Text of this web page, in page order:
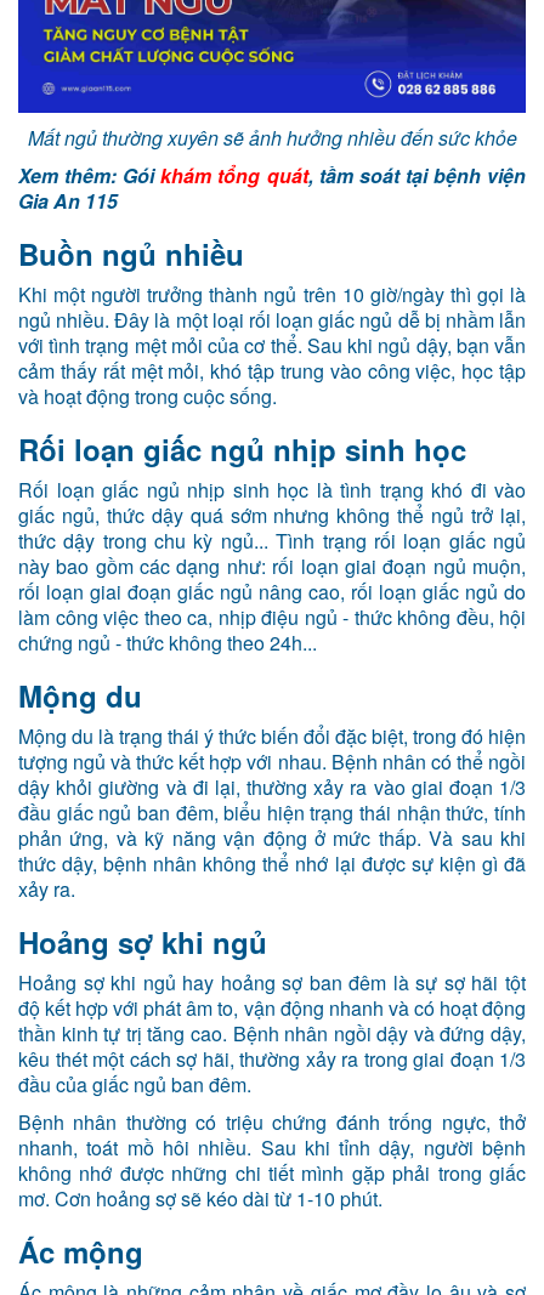
Mất ngủ thường xuyên sẽ ảnh hưởng nhiều đến sức khỏe
Xem thêm: Góikhám tổng quát, tầm soát tại bệnh viện
Gia An 115
Buồn ngủ nhiều
Khi một người trưởng thành ngủ trên 10 giờ/ngày thì gọi là
ngủ nhiều. Đây là một loại rối loạn giấc ngủ dễ bị nhầm lẫn
với tình trạng mệt mỏi của cơ thể. Sau khi ngủ dậy, bạn vẫn
cảm thấy rất mệt mỏi, khó tập trung vào công việc, học tập
và hoạt động trong cuộc sống.
Rối loạn giấc ngủ nhịp sinh học
Rối loạn giấc ngủ nhịp sinh học là tình trạng khó đi vào
giấc ngủ, thức dậy quá sớm nhưng không thể ngủ trở lại,
thức dậy trong chu kỳ ngủ... Tình trạng rối loạn giấc ngủ
này bao gồm các dạng như: rối loạn giai đoạn ngủ muộn,
rối loạn giai đoạn giấc ngủ nâng cao, rối loạn giấc ngủ do
làm công việc theo ca, nhịp điệu ngủ - thức không đều, hội
chứng ngủ - thức không theo 24h...
Mộng du
Mộng du là trạng thái ý thức biến đổi đặc biệt, trong đó hiện
tượng ngủ và thức kết hợp với nhau. Bệnh nhân có thể ngồi
dậy khỏi giường và đi lại, thường xảy ra vào giai đoạn 1/3
đầu giấc ngủ ban đêm, biểu hiện trạng thái nhận thức, tính
phản ứng, và kỹ năng vận động ở mức thấp. Và sau khi
thức dậy, bệnh nhân không thể nhớ lại được sự kiện gì đã
xảy ra.
Hoảng sợ khi ngủ
Hoảng sợ khi ngủ hay hoảng sợ ban đêm là sự sợ hãi tột
độ kết hợp với phát âm to, vận động nhanh và có hoạt động
thần kinh tự trị tăng cao. Bệnh nhân ngồi dậy và đứng dậy,
kêu thét một cách sợ hãi, thường xảy ra trong giai đoạn 1/3
đầu của giấc ngủ ban đêm.
Bệnh nhân thường có triệu chứng đánh trống ngực, thở
nhanh, toát mồ hôi nhiều. Sau khi tỉnh dậy, người bệnh
không nhớ được những chi tiết mình gặp phải trong giấc
mơ. Cơn hoảng sợ sẽ kéo dài từ 1-10 phút.
Ác mộng